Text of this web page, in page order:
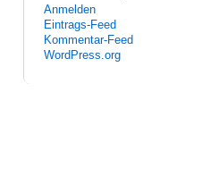
Anmelden
Eintrags-Feed
Kommentar-Feed
WordPress.org